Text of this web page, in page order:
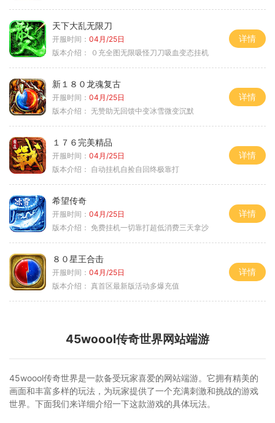
天下大乱无限刀
开服时间： 04月/25日
版本介绍：
０充全图无限吸怪刀刀吸血变态挂机
详情
新１８０龙魂复古
开服时间： 04月/25日
版本介绍： 无赞助无回馈中变冰雪微变沉默
详情
１７６完美精品
开服时间： 04月/25日
版本介绍： 自动挂机自捡自回终极靠打
详情
希望传奇
开服时间： 04月/25日
版本介绍： 免费挂机一切靠打超低消费三天拿沙
详情
８０星王合击
开服时间： 04月/25日
版本介绍： 真首区最新版活动多爆充值
详情
45woool传奇世界网站端游
45woool传奇世界是一款备受玩家喜爱的网站端游。它拥有精美的
画面和丰富多样的玩法，为玩家提供了一个充满刺激和挑战的游戏
世界。下面我们来详细介绍一下这款游戏的具体玩法。